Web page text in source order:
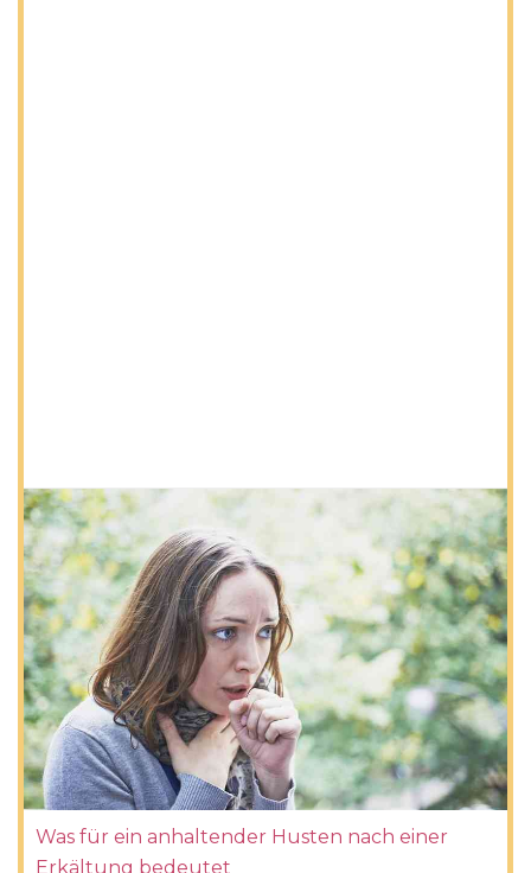
Was für ein anhaltender Husten nach einer
Erkältung bedeutet